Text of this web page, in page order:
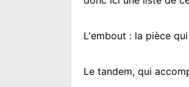
L'embout : la pièce
Le tandem, qui